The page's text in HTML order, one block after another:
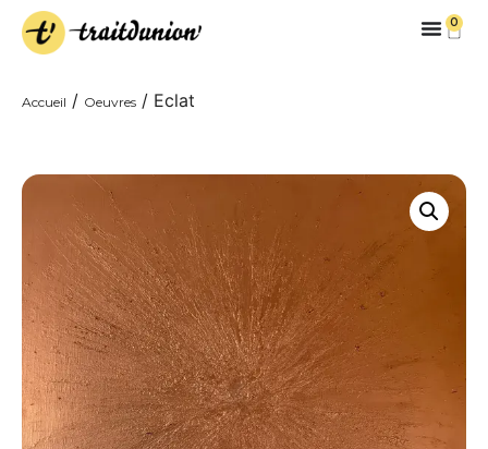
0
Accueil / Oeuvres / Eclat